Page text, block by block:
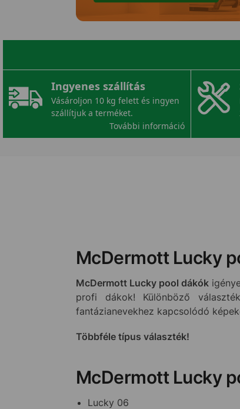
Ingyenes szállítás
Vásároljon 10 kg felett és ingyen
szállítjuk a terméket.
További információ
McDermott Lucky
McDermott Lucky pool dákók
profi dákok! Különböző
fantázianevekhez kapcsolódó
Többféle típus választék!
McDermott Lucky
Lucky 06